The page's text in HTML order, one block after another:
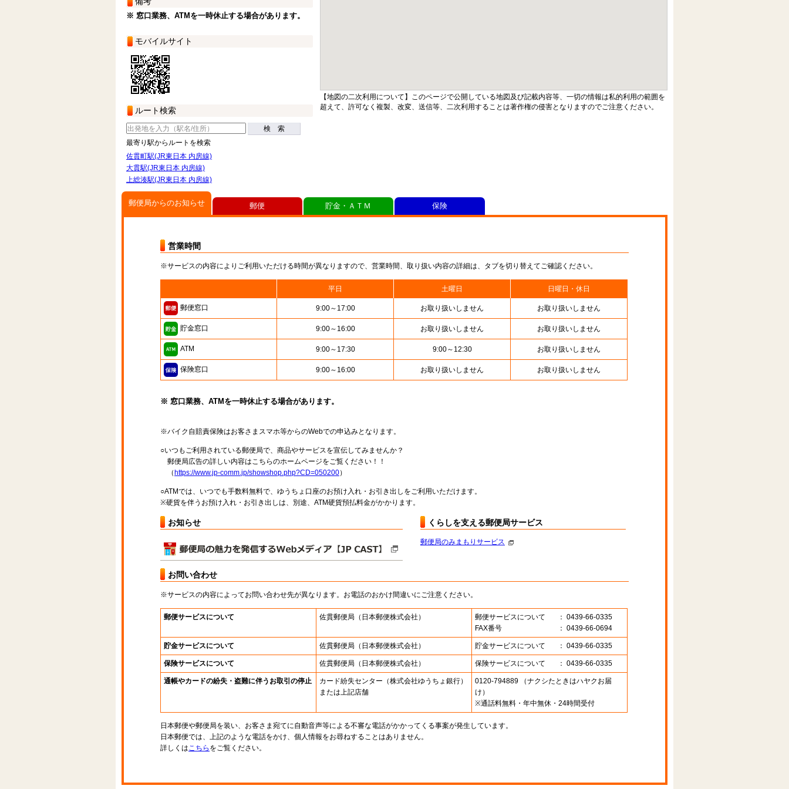
※ 窓口業務、ATMを一時休止する場合があります。
モバイルサイト
ルート検索
検 索
最寄り駅からルートを検索
佐貫町駅(JR東日本 内房線)
大貫駅(JR東日本 内房線)
上総湊駅(JR東日本 内房線)
【地図の二次利用について】このページで公開している地図及び記載内容等、一切の情報は私的利用の範囲を
超えて、許可なく複製、改変、送信等、二次利用することは著作権の侵害となりますのでご注意ください。
郵便局からのお知らせ
営業時間
※サービスの内容によりご利用いただける時間が異なりますので、営業時間、取り扱い内容の詳細は、タブを切り替えてご確認ください。
平日 土曜日 日曜日・休日
郵便窓口 9:00～17:00 お取り扱いしません お取り扱いしません
貯金窓口 9:00～16:00 お取り扱いしません お取り扱いしません
ATM 9:00～17:30 9:00～12:30 お取り扱いしません
保険窓口 9:00～16:00 お取り扱いしません お取り扱いしません
※ 窓口業務、ATMを一時休止する場合があります。
※バイク自賠責保険はお客さまスマホ等からのWebでの申込みとなります。
○いつもご利用されている郵便局で、商品やサービスを宣伝してみませんか？
郵便局広告の詳しい内容はこちらのホームページをご覧ください！！
（ https://www.jp-comm.jp/showshop.php?CD=050200）
○ATMでは、いつでも手数料無料で、ゆうちょ口座のお預け入れ・お引き出しをご利用いただけます。
※硬貨を伴うお預け入れ・お引き出しは、別途、ATM硬貨預払料金がかかります。
お知らせ くらしを支える郵便局サービス
郵便局のみまもりサービス
お問い合わせ
※サービスの内容によってお問い合わせ先が異なります。お電話のおかけ間違いにご注意ください。
郵便サービスについて 佐貫郵便局 （日本郵便株式会社） 郵便サービスについて
： 0439-66-0335
FAX番号
： 0439-66-0694
貯金サービスについて 佐貫郵便局 （日本郵便株式会社） 貯金サービスについて ： 0439-66-0335
保険サービスについて 佐貫郵便局 （日本郵便株式会社） 保険サービスについて ： 0439-66-0335
通帳やカードの紛失・盗難に伴うお取引の停止 カード紛失センター （株式会社ゆうちょ銀行）
または上記店舗
0120-794889 （ナクシたときはハヤクお届
け）
※通話料無料・年中無休・24時間受付
日本郵便や郵便局を装い、お客さま宛てに自動音声等による不審な電話がかかってくる事案が発生しています。
日本郵便では、上記のような電話をかけ、個人情報をお尋ねすることはありません。
詳しくはこちら をご覧ください。
郵便 貯金・ＡＴＭ 保険